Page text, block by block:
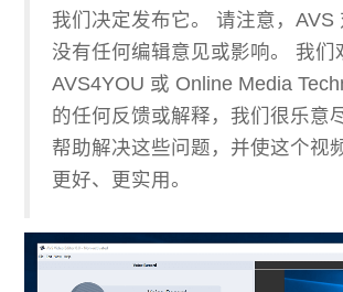
我们决定发布它。 请注意，AVS
没有任何编辑意见或影响。 我们
AVS4YOU 或 Online Media
的任何反馈或解释，我们很乐意
帮助解决这些问题，并使这个视
更好、更实用。